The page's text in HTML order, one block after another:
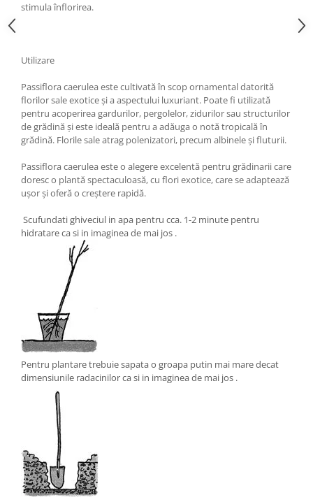
stimula înflorirea.
Utilizare
Passiflora caerulea este cultivată în scop ornamental datorită
florilor sale exotice și a aspectului luxuriant. Poate fi utilizată
pentru acoperirea gardurilor, pergolelor, zidurilor sau structurilor
de grădină și este ideală pentru a adăuga o notă tropicală în
grădină. Florile sale atrag polenizatori, precum albinele și fluturii.
Passiflora caerulea este o alegere excelentă pentru grădinarii care
doresc o plantă spectaculoasă, cu flori exotice, care se adaptează
ușor și oferă o creștere rapidă.
Scufundati ghiveciul in apa pentru cca. 1-2 minute pentru
hidratare ca si in imaginea de mai jos .
Pentru plantare trebuie sapata o groapa putin mai mare decat
dimensiunile radacinilor ca si in imaginea de mai jos .